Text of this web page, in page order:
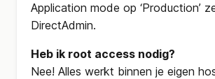
Application mode op ‘Production’
DirectAdmin.
Heb ik root access nodig?
Nee! Alles werkt binnen je eigen